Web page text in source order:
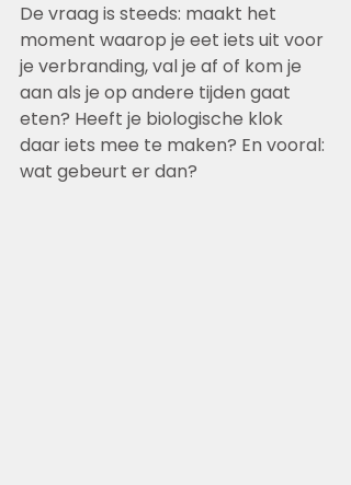
De vraag is steeds: maakt het
moment waarop je eet iets uit voor
je verbranding, val je af of kom je
aan als je op andere tijden gaat
eten? Heeft je biologische klok
daar iets mee te maken? En vooral:
wat gebeurt er dan?